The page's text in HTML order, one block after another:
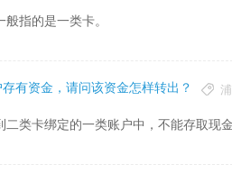
般指的是一类卡。
有资金，请问该资金怎样转出？
二类卡绑定的一类账户中，不能存取现